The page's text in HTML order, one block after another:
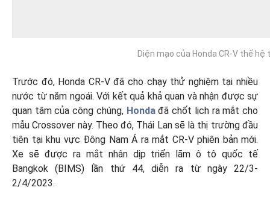
Diện mạo của Honda CR-V thế
Trước đó, Honda CR-V đã cho chạy thử nghiệm tại nhiều
nước từ năm ngoái. Với kết quả khả quan và nhận được sự
quan tâm của công chúng, Hondađã chốt lịch ra mắt cho
mẫu Crossover này. Theo đó, Thái Lan sẽ là thị trường đầu
tiên tại khu vực Đông Nam Á ra mắt CR-V phiên bản mới.
Xe sẽ được ra mắt nhân dịp triển lãm ô tô quốc tế
Bangkok (BIMS) lần thứ 44, diễn ra từ ngày 22/3-
2/4/2023.